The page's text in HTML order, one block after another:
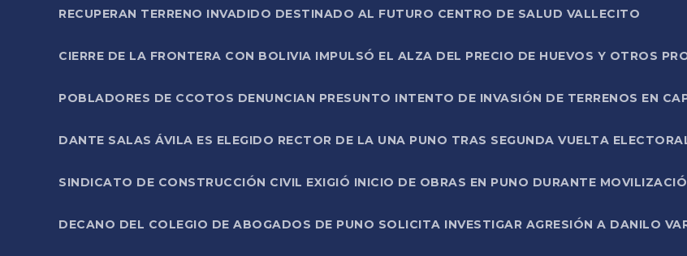
RECUPERAN TERRENO INVADIDO DESTINADO AL FUTURO CENTRO DE SALUD VALLECITO
CIERRE DE LA FRONTERA CON BOLIVIA IMPULSÓ EL ALZA DEL PRECIO DE HUEVOS Y OTROS
POBLADORES DE CCOTOS DENUNCIAN PRESUNTO INTENTO DE INVASIÓN DE TERRENOS EN
DANTE SALAS ÁVILA ES ELEGIDO RECTOR DE LA UNA PUNO TRAS SEGUNDA VUELTA
SINDICATO DE CONSTRUCCIÓN CIVIL EXIGIÓ INICIO DE OBRAS EN PUNO DURANTE
DECANO DEL COLEGIO DE ABOGADOS DE PUNO SOLICITA INVESTIGAR AGRESIÓN A DANILO